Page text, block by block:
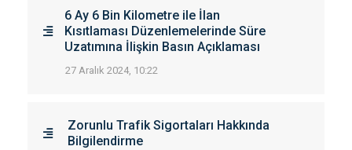
6 Ay 6 Bin Kilometre ile İlan
Kısıtlaması Düzenlemelerinde Süre
Uzatımına İlişkin Basın Açıklaması
27 Aralık 2024, 10:22
Zorunlu Trafik Sigortaları Hakkında
Bilgilendirme